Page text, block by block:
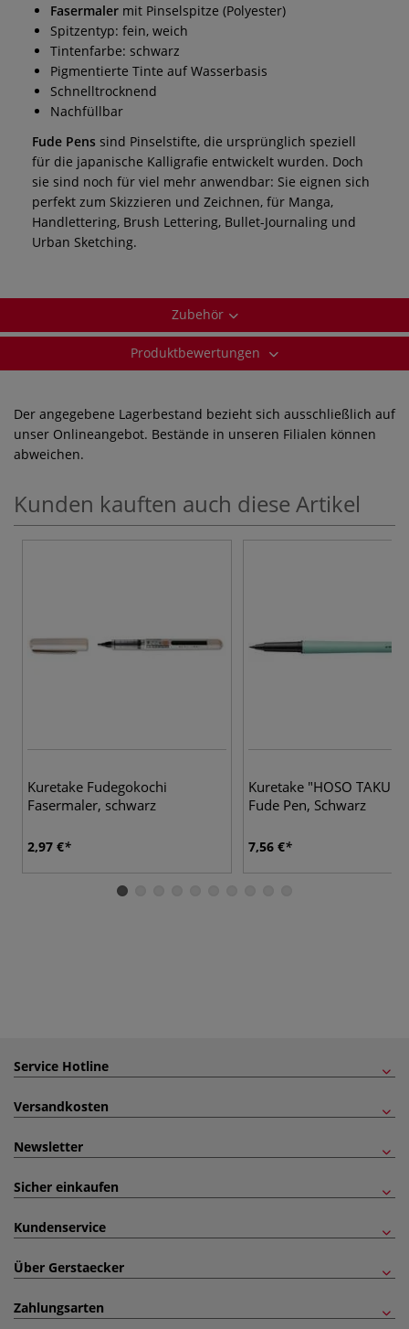
Fasermaler mit Pinselspitze (Polyester)
Spitzentyp: fein, weich
Tintenfarbe: schwarz
Pigmentierte Tinte auf Wasserbasis
Schnelltrocknend
Nachfüllbar
Fude Pens sind Pinselstifte, die ursprünglich speziell
für die japanische Kalligrafie entwickelt wurden. Doch
sie sind noch für viel mehr anwendbar: Sie eignen sich
perfekt zum Skizzieren und Zeichnen, für Manga,
Handlettering, Brush Lettering, Bullet-Journaling und
Urban Sketching.
Zubehör
Produktbewertungen
Der angegebene Lagerbestand bezieht sich ausschließlich auf
unser Onlineangebot. Bestände in unseren Filialen können
abweichen.
Kunden kauften auch diese Artikel
Kuretake Fudegokochi
Fasermaler, schwarz
2,97 €
Kuretake "HOSO TAKU"
Fude Pen, Schwarz
7,56 €
Service Hotline
Versandkosten
Newsletter
Sicher einkaufen
Kundenservice
Über Gerstaecker
Zahlungsarten